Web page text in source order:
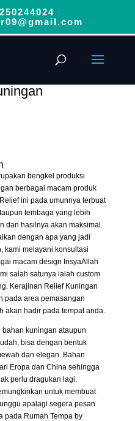
bengkel produksi
berbagai macam produk
ini pada umunnya terbuat
tembaga yang lebih
dan hasilnya akan maksimal.
dengan apa yang jadi
kami melayani konsultasi
macam design InsyaAllah
salah satunya ialah custom
Kerajinan Relief Kuningan
pada area pemasangan
akan hadir pada tempat anda.
kuningan ataupun
bisa dengan bentuk
dan elegan. Bahan
Eropa dan China sehingga
perlu dragukan lagi.
untuk membuat
apalagi segera pesan
pada Rumah Tempa by